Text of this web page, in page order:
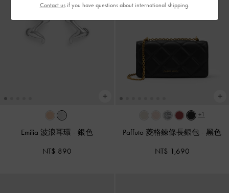
Emilia 波浪耳環 - 銀色
NT$ 890
+1
Paffuto 菱格鍊條長銀包 -黑色
NT$ 1,690
Contact usif you have questions about international shipping.